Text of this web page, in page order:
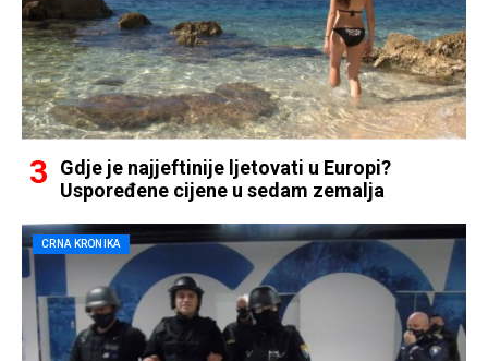
Gdje je najjeftinije ljetovati u Europi?
Uspoređene cijene u sedam zemalja
CRNA KRONIKA